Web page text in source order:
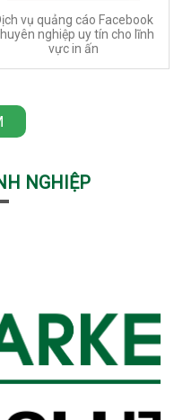
vụ quảng cáo Facebook
nghiệp uy tín cho lĩnh
vực in ấn
NGHIỆP